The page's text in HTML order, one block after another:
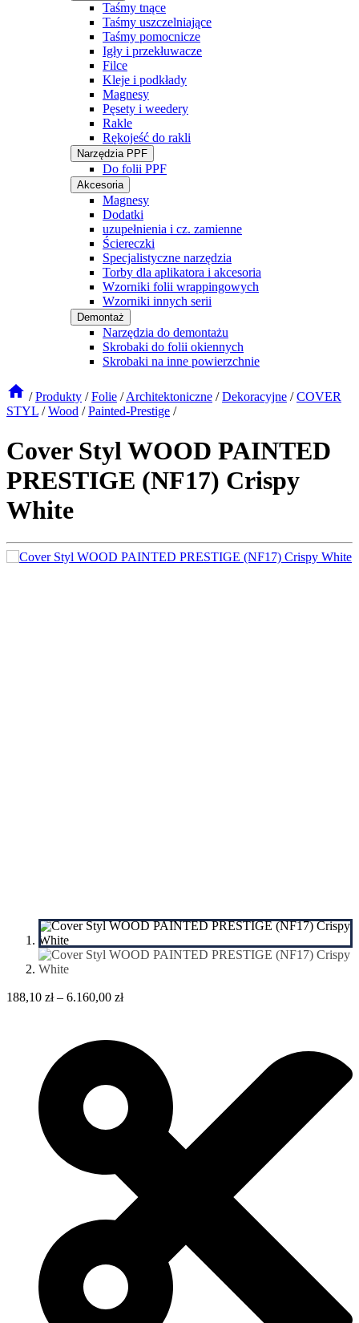
Taśmy tnące
Taśmy uszczelniające
Taśmy pomocnicze
Igły i przekłuwacze
Filce
Kleje i podkłady
Magnesy
Pęsety i weedery
Rakle
Rękojeść do rakli
Narzędzia PPF
Do folii PPF
Akcesoria
Magnesy
Dodatki
uzupełnienia i cz. zamienne
Ściereczki
Specjalistyczne narzędzia
Torby dla aplikatora i akcesoria
Wzorniki folii wrappingowych
Wzorniki innych serii
Demontaż
Narzędzia do demontażu
Skrobaki do folii okiennych
Skrobaki na inne powierzchnie
/ Produkty / Folie / Architektoniczne / Dekoracyjne / COVER
STYL / Wood / Painted-Prestige /
Cover Styl WOOD PAINTED
PRESTIGE (NF17) Crispy
White
188,10 zł– 6.160,00 zł